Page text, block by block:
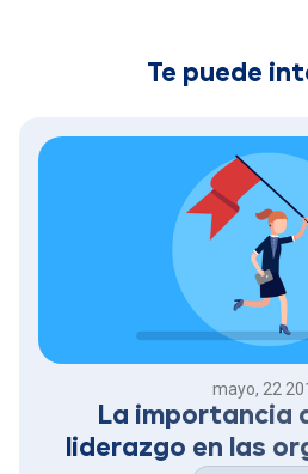
Te puede
mayo, 22
La importancia
liderazgo en las